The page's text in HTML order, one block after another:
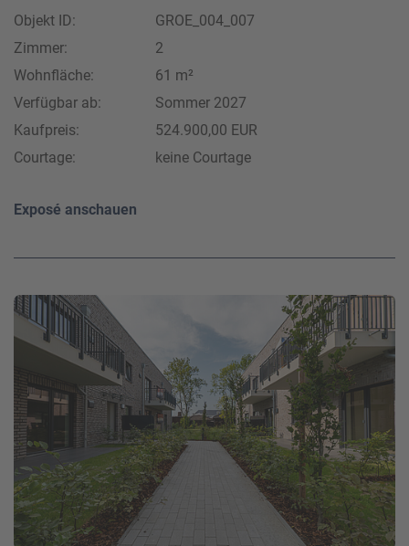
Objekt ID:
GROE_004_007
Zimmer:
2
Wohnfläche:
61 m²
Verfügbar ab:
Sommer 2027
Kaufpreis:
524.900,00 EUR
Courtage:
keine Courtage
Exposé anschauen